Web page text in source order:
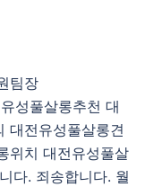
팀장
성풀살롱추천 대
대전유성풀살롱견
위치 대전유성풀살
다. 죄송합니다. 월